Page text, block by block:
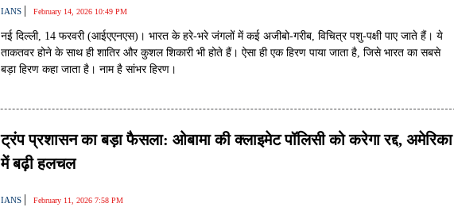
IANS | February 14, 2026 10:49 PM
नई दिल्ली, 14 फरवरी (आईएएनएस)। भारत के हरे-भरे जंगलों में कई अजीबो-गरीब, विचित्र पशु-पक्षी पाए जाते हैं। ये
ताकतवर होने के साथ ही शातिर और कुशल शिकारी भी होते हैं। ऐसा ही एक हिरण पाया जाता है, जिसे भारत का सबसे
बड़ा हिरण कहा जाता है। नाम है सांभर हिरण।
ट्रंप प्रशासन का बड़ा फैसला: ओबामा की क्लाइमेट पॉलिसी को करेगा रद्द, अमेरिका
में बढ़ी हलचल
IANS | February 11, 2026 7:58 PM